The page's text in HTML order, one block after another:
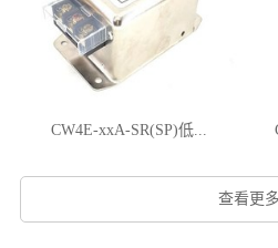
CW4E-xxA-SR(SP)低...
查看更多